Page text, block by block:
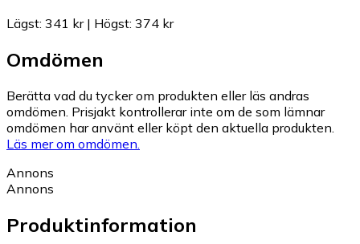
Lägst: 341 kr| Högst: 374 kr
Omdömen
Berätta vad du tycker om produkten eller läs andras
omdömen. Prisjakt kontrollerar inte om de som lämnar
omdömen har använt eller köpt den aktuella produkten.
Läs mer om omdömen.
Annons
Annons
Produktinformation